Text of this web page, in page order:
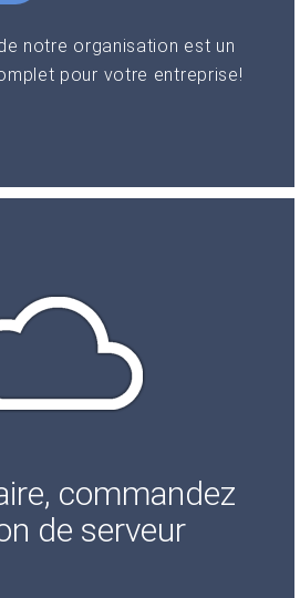
notre organisation est un
pour votre entreprise!
commandez
de serveur